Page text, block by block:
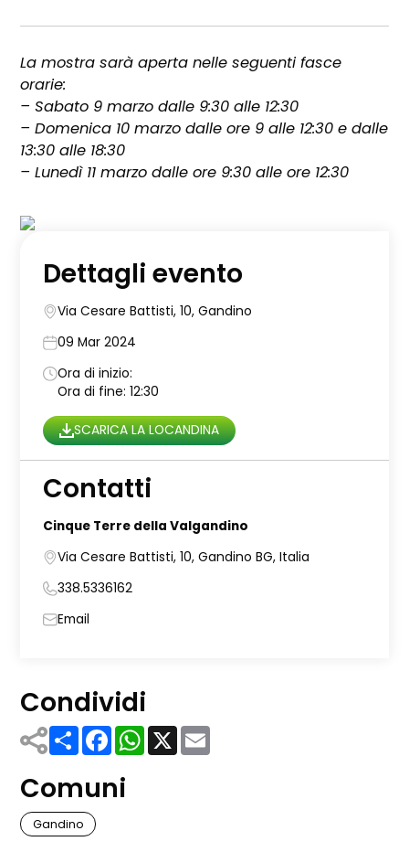
La mostra sarà aperta nelle seguenti fasce
orarie:
– Sabato 9 marzo dalle 9:30 alle 12:30
– Domenica 10 marzo dalle ore 9 alle 12:30 e dalle
13:30 alle 18:30
– Lunedì 11 marzo dalle ore 9:30 alle ore 12:30
Dettagli evento
Via Cesare Battisti, 10, Gandino
09 Mar 2024
Ora di inizio:
Ora di fine: 12:30
SCARICA LA LOCANDINA
Contatti
Cinque Terre della Valgandino
Via Cesare Battisti, 10, Gandino BG, Italia
338.5336162
Email
Condividi
ShareFacebook
WhatsApp
X
Comuni
Gandino